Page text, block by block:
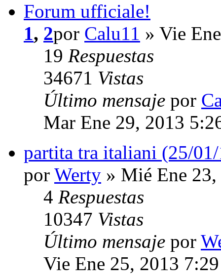
Forum ufficiale!
1, 2por Calu11 » Vie
19 Respuestas
34671 Vistas
Último mensaje por
Mar Ene 29, 2013
partita tra italiani (25/
por Werty » Mié Ene
4 Respuestas
10347 Vistas
Último mensaje por
Vie Ene 25, 2013